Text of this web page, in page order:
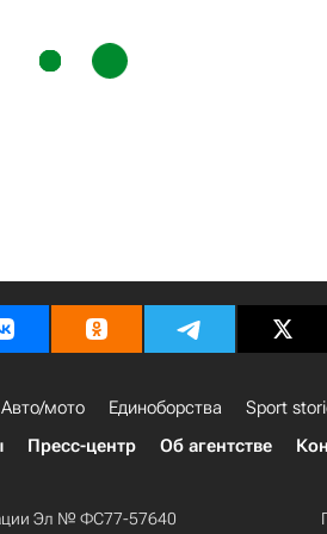
Авто/мото Единоборства Sport
Пресс-центр Об агентстве
Эл № ФС77-57640